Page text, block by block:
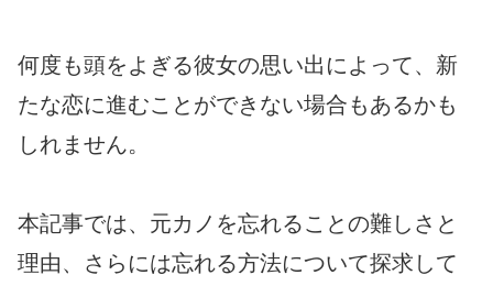
何度も頭をよぎる彼女の思い出によって、新
たな恋に進むことができない場合もあるかも
しれません。
本記事では、元カノを忘れることの難しさと
理由、さらには忘れる方法について探求して